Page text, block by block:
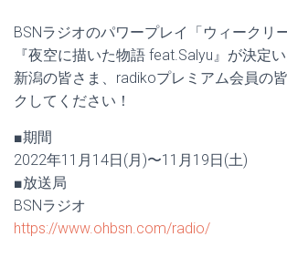
BSNラジオのパワープレイ「ウィークリ
『夜空に描いた物語 feat.Salyu』が決定
新潟の皆さま、radikoプレミアム会員の
クしてください！
■期間
2022年11月14日(月)〜11月19日(土)
■放送局
BSNラジオ
https://www.ohbsn.com/radio/